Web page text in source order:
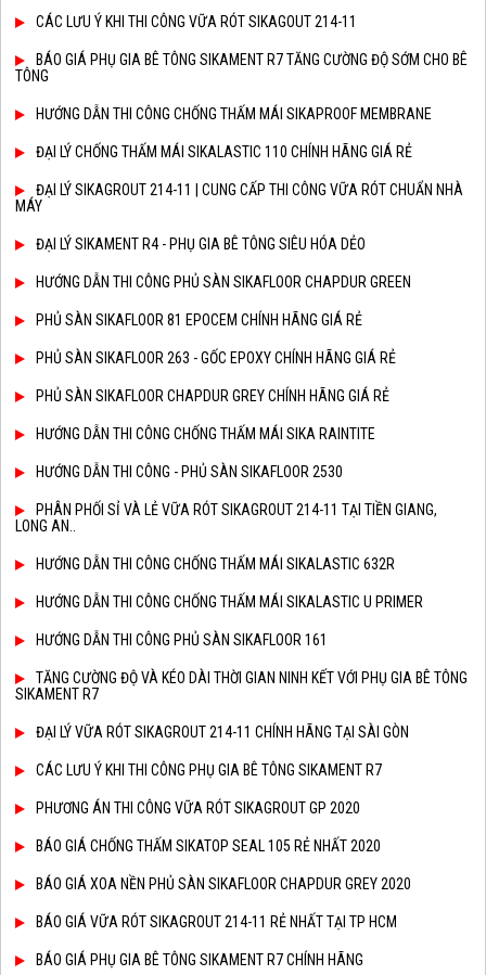
CÁC LƯU Ý KHI THI CÔNG VỮA RÓT SIKAGOUT 214-11
BÁO GIÁ PHỤ GIA BÊ TÔNG SIKAMENT R7 TĂNG CƯỜNG ĐỘ SỚM CHO BÊ
TÔNG
HƯỚNG DẪN THI CÔNG CHỐNG THẤM MÁI SIKAPROOF MEMBRANE
ĐẠI LÝ CHỐNG THẤM MÁI SIKALASTIC 110 CHÍNH HÃNG GIÁ RẺ
ĐẠI LÝ SIKAGROUT 214-11 | CUNG CẤP THI CÔNG VỮA RÓT CHUẨN NHÀ
MÁY
ĐẠI LÝ SIKAMENT R4 - PHỤ GIA BÊ TÔNG SIÊU HÓA DẺO
HƯỚNG DẪN THI CÔNG PHỦ SÀN SIKAFLOOR CHAPDUR GREEN
PHỦ SÀN SIKAFLOOR 81 EPOCEM CHÍNH HÃNG GIÁ RẺ
PHỦ SÀN SIKAFLOOR 263 - GỐC EPOXY CHÍNH HÃNG GIÁ RẺ
PHỦ SÀN SIKAFLOOR CHAPDUR GREY CHÍNH HÃNG GIÁ RẺ
HƯỚNG DẪN THI CÔNG CHỐNG THẤM MÁI SIKA RAINTITE
HƯỚNG DẪN THI CÔNG - PHỦ SÀN SIKAFLOOR 2530
PHÂN PHỐI SỈ VÀ LẺ VỮA RÓT SIKAGROUT 214-11 TẠI TIỀN GIANG,
LONG AN..
HƯỚNG DẪN THI CÔNG CHỐNG THẤM MÁI SIKALASTIC 632R
HƯỚNG DẪN THI CÔNG CHỐNG THẤM MÁI SIKALASTIC U PRIMER
HƯỚNG DẪN THI CÔNG PHỦ SÀN SIKAFLOOR 161
TĂNG CƯỜNG ĐỘ VÀ KÉO DÀI THỜI GIAN NINH KẾT VỚI PHỤ GIA BÊ TÔNG
SIKAMENT R7
ĐẠI LÝ VỮA RÓT SIKAGROUT 214-11 CHÍNH HÃNG TẠI SÀI GÒN
CÁC LƯU Ý KHI THI CÔNG PHỤ GIA BÊ TÔNG SIKAMENT R7
PHƯƠNG ÁN THI CÔNG VỮA RÓT SIKAGROUT GP 2020
BÁO GIÁ CHỐNG THẤM SIKATOP SEAL 105 RẺ NHẤT 2020
BÁO GIÁ XOA NỀN PHỦ SÀN SIKAFLOOR CHAPDUR GREY 2020
BÁO GIÁ VỮA RÓT SIKAGROUT 214-11 RẺ NHẤT TẠI TP HCM
BÁO GIÁ PHỤ GIA BÊ TÔNG SIKAMENT R7 CHÍNH HÃNG